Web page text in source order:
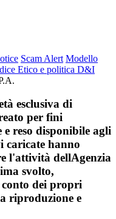
Scam Alert Modello
Etico e politica D&I
esclusiva di
per fini
reso disponibile agli
caricate hanno
l'attività dellAgenzia
svolto,
dei propri
riproduzione e